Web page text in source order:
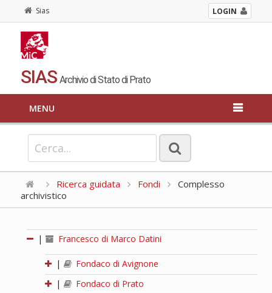
Sias LOGIN
SIAS Archivio di Stato di Prato
MENU
Ricerca guidata Fondi
Complesso
archivistico
| Francesco di Marco Datini
|
Fondaco di Avignone
|
Fondaco di Prato